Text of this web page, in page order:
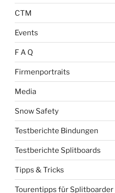
CTM
Events
F A Q
Firmenportraits
Media
Snow Safety
Testberichte Bindungen
Testberichte Splitboards
Tipps & Tricks
Tourentipps für Splitboarder